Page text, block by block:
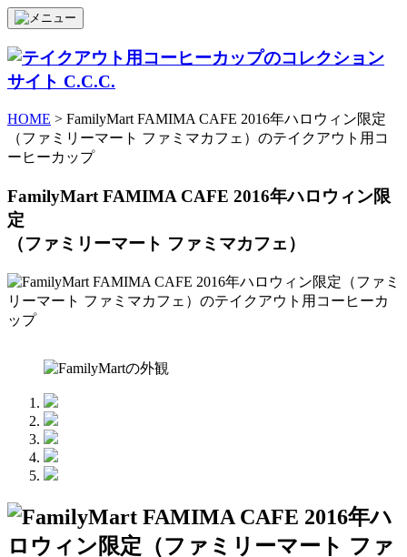
HOME > FamilyMart FAMIMA CAFE 2016年ハロウィン限定
（ファミリーマート ファミマカフェ）のテイクアウト用コ
ーヒーカップ
FamilyMart FAMIMA CAFE 2016年ハロウィン限
定
（ファミリーマート ファミマカフェ）